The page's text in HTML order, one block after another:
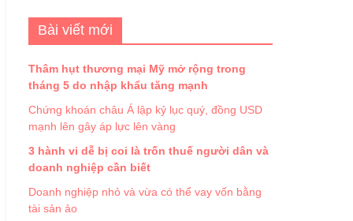
Bài viết mới
Thâm hụt thương mại Mỹ mở rộng trong
tháng 5 do nhập khẩu tăng mạnh
Chứng khoán châu Á lập kỷ lục quý, đồng USD
mạnh lên gây áp lực lên vàng
3 hành vi dễ bị coi là trốn thuế người dân và
doanh nghiệp cần biết
Doanh nghiệp nhỏ và vừa có thể vay vốn bằng
tài sản ảo